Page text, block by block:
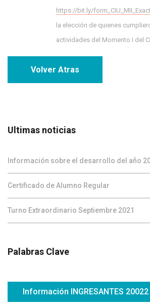
https://bit.ly/
la elección de quienes
actividades del Momento I del
Volver Atras
Ultimas noticias
Información sobre el desarrollo del año
Certificado de Alumno Regular
Turno Extraordinario Septiembre 2021
Palabras Clave
Información INGRESANTES